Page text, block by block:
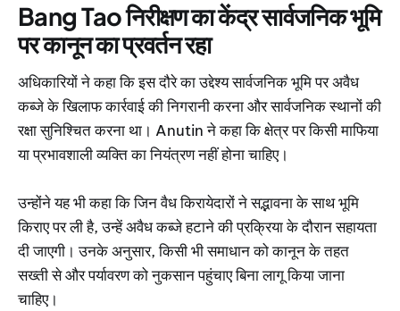
Bang Tao निरीक्षण का केंद्र सार्वजनिक भूमि
पर कानून का प्रवर्तन रहा
अधिकारियों ने कहा कि इस दौरे का उद्देश्य सार्वजनिक भूमि पर अवैध
कब्जे के खिलाफ कार्रवाई की निगरानी करना और सार्वजनिक स्थानों की
रक्षा सुनिश्चित करना था। Anutin ने कहा कि क्षेत्र पर किसी माफिया
या प्रभावशाली व्यक्ति का नियंत्रण नहीं होना चाहिए।
उन्होंने यह भी कहा कि जिन वैध किरायेदारों ने सद्भावना के साथ भूमि
किराए पर ली है, उन्हें अवैध कब्जे हटाने की प्रक्रिया के दौरान सहायता
दी जाएगी। उनके अनुसार, किसी भी समाधान को कानून के तहत
सख्ती से और पर्यावरण को नुकसान पहुंचाए बिना लागू किया जाना
चाहिए।